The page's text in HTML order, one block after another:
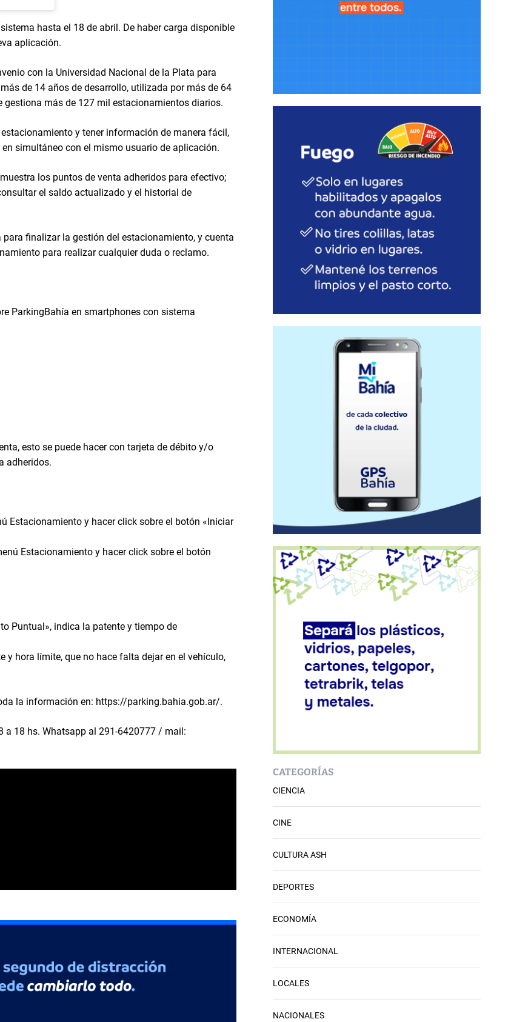
hasta el 18 de abril. De haber carga disponible
aplicación.
con la Universidad Nacional de la Plata para
de 14 años de desarrollo, utilizada por más de 64
más de 127 mil estacionamientos diarios.
y tener información de manera fácil,
simultáneo con el mismo usuario de aplicación.
los puntos de venta adheridos para efectivo;
el saldo actualizado y el historial de
finalizar la gestión del estacionamiento, y cuenta
para realizar cualquier duda o reclamo.
ParkingBahía en smartphones con sistema
esto se puede hacer con tarjeta de débito y/o
adheridos.
Estacionamiento y hacer click sobre el botón «Iniciar
Estacionamiento y hacer click sobre el botón
Puntual», indica la patente y tiempo de
y hora límite, que no hace falta dejar en el vehículo,
la información en: https://parking.bahia.gob.ar/.
a 18 hs. Whatsapp al 291-6420777 / mail:
CATEGORÍAS
CIENCIA
CINE
CULTURA ASH
DEPORTES
ECONOMÍA
INTERNACIONAL
LOCALES
NACIONALES